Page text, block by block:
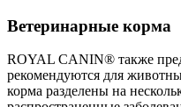
Ветеринарные корма
ROYAL CANIN® также
рекомендуются для
корма разделены на